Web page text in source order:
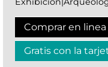
Comprar en linea
Gratis con la